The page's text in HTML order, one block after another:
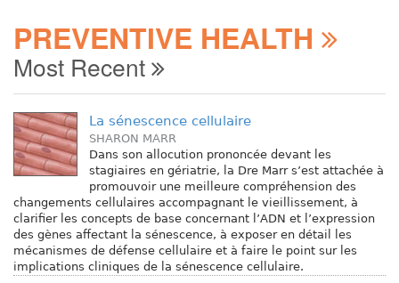
PREVENTIVE HEALTH
Most Recent
La sénescence cellulaire
SHARON MARR
Dans son allocution prononcée devant les
stagiaires en gériatrie, la Dre Marr s’est attachée à
promouvoir une meilleure compréhension des
changements cellulaires accompagnant le vieillissement, à
clarifier les concepts de base concernant l’ADN et l’expression
des gènes affectant la sénescence, à exposer en détail les
mécanismes de défense cellulaire et à faire le point sur les
implications cliniques de la sénescence cellulaire.